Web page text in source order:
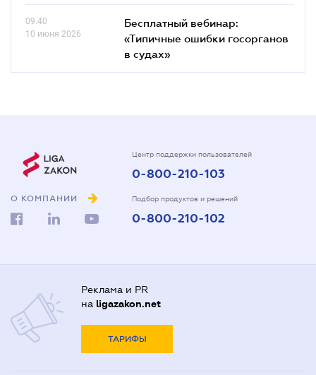
09.40
10 июня 2026
Бесплатный вебинар:
«Типичные ошибки госорганов
в судах»
О КОМПАНИИ
Центр поддержки пользователей
0-800-210-103
Подбор продуктов и решений
0-800-210-102
Реклама и PR
на ligazakon.net
ТАРИФЫ